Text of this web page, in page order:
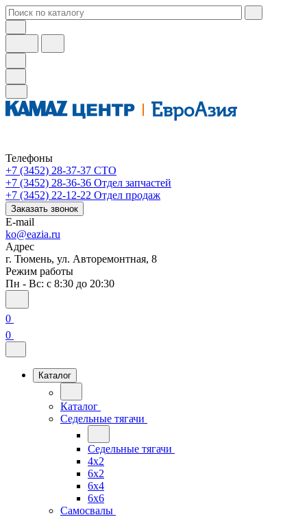
Телефоны
+7 (3452) 28-37-37 СТО
+7 (3452) 28-36-36 Отдел запчастей
+7 (3452) 22-12-22 Отдел продаж
Заказать звонок
E-mail
ko@eazia.ru
Адрес
г. Тюмень, ул. Авторемонтная, 8
Режим работы
Пн - Вс: с 8:30 до 20:30
0
0
Каталог
Каталог
Седельные тягачи
Седельные тягачи
4x2
6x2
6x4
6x6
Самосвалы